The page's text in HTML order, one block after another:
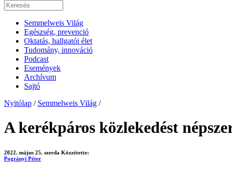
Semmelweis Világ
Egészség, prevenció
Oktatás, hallgatói élet
Tudomány, innováció
Podcast
Események
Archívum
Sajtó
Nyitólap / Semmelweis Világ /
A kerékpáros közlekedést
2022. május 25. szerda Közzétette:
Pogrányi Péter